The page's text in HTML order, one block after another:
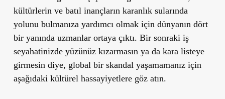
kültürlerin ve batıl inançların karanlık sularında
yolunu bulmanıza yardımcı olmak için dünyanın dört
bir yanında uzmanlar ortaya çıktı. Bir sonraki iş
seyahatinizde yüzünüz kızarmasın ya da kara listeye
girmesin diye, global bir skandal yaşamamanız için
aşağıdaki kültürel hassayiyetlere göz atın.